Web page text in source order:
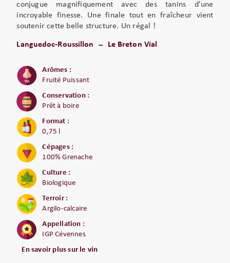
conjugue magnifiquement avec des tanins d’une
incroyable finesse. Une finale tout en fraîcheur vient
soutenir cette belle structure. Un régal !
Languedoc-Roussillon Le Breton Vial
Arômes :
Fruité Puissant
Conservation :
Prêt à boire
Format :
0,75 l
Cépages :
100% Grenache
Culture :
Biologique
Terroir :
Argilo-calcaire
Appellation :
IGP Cévennes
En savoir plus sur le vin